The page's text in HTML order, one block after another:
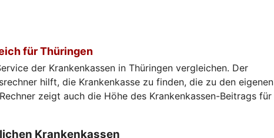
für Thüringen
der Krankenkassen in Thüringen vergleichen. Der
hilft, die Krankenkasse zu finden, die zu den eigenen
zeigt auch die Höhe des Krankenkassen-Beitrags für
Krankenkassen